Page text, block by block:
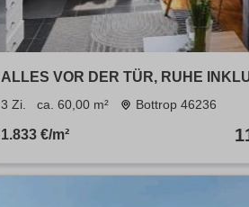
ALLES VOR DER TÜR, RUHE
PROVISIONSFREI -
3 Zi. ca. 60,00 m² Bottrop 46236
1.833 €/m²